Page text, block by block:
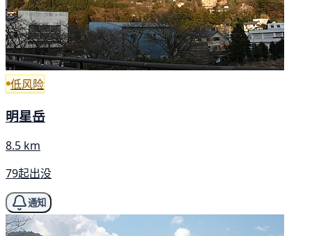
低风险
明星岳
8.5 km
79起出没
通知